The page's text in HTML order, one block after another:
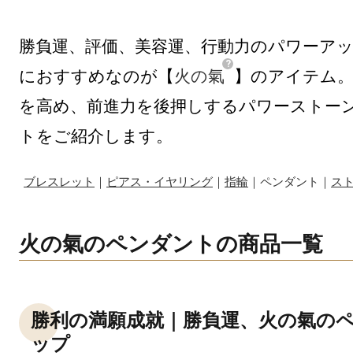
勝負運、評価、美容運、行動力のパワーア
におすすめなのが【 火の氣
】のアイテム
を高め、前進力を後押しするパワーストー
トをご紹介します。
ブレスレット ｜ ピアス・イヤリング ｜ 指輪 ｜ペンダント｜ ス
火の氣のペンダントの商品一覧
勝利の満願成就｜勝負運、火の氣の
ップ